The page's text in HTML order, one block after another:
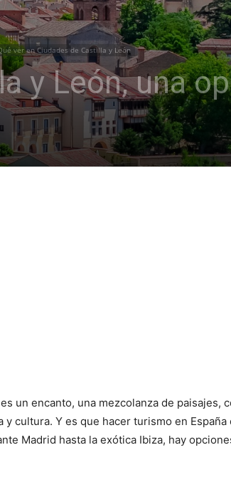
ver en Ciudades de Castilla y León
y León, una
un encanto, una mezcolanza de paisajes,
y cultura. Y es que hacer turismo en
Madrid hasta la exótica Ibiza, hay